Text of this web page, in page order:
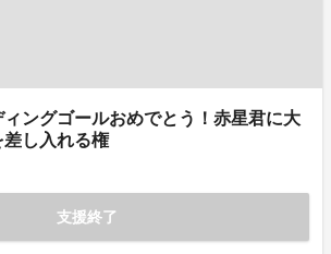
ングゴールおめでとう！赤星君に大
し入れる権
支援終了